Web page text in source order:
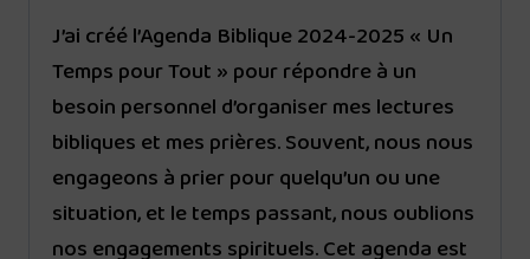
J’ai créé l’Agenda Biblique 2024-2025 « Un
Temps pour Tout » pour répondre à un
besoin personnel d’organiser mes lectures
bibliques et mes prières. Souvent, nous nous
engageons à prier pour quelqu’un ou une
situation, et le temps passant, nous oublions
nos engagements spirituels. Cet agenda est